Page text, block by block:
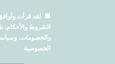
لقد قرأت
الشروط
والخصومات،
الخصوصية